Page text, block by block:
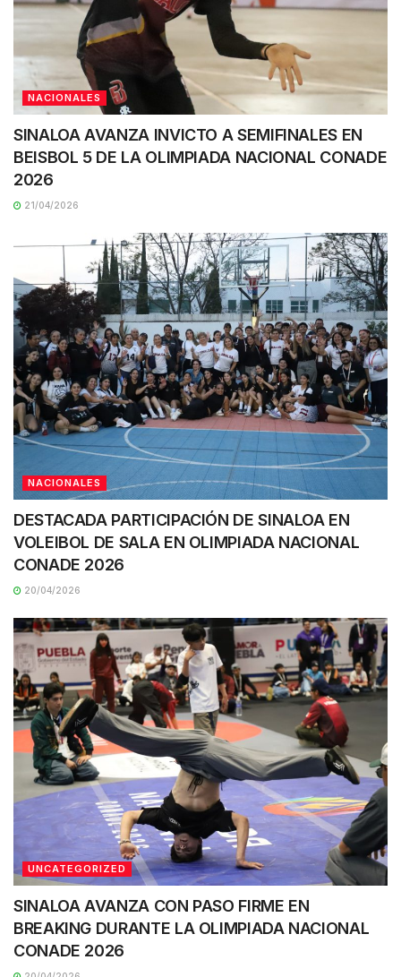
NACIONALES
SINALOA AVANZA INVICTO A SEMIFINALES EN
BEISBOL 5 DE LA OLIMPIADA NACIONAL CONADE
2026
21/04/2026
NACIONALES
DESTACADA PARTICIPACIÓN DE SINALOA EN
VOLEIBOL DE SALA EN OLIMPIADA NACIONAL
CONADE 2026
20/04/2026
UNCATEGORIZED
SINALOA AVANZA CON PASO FIRME EN
BREAKING DURANTE LA OLIMPIADA NACIONAL
CONADE 2026